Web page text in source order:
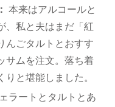
本来はアルコールと
、私と夫はまだ「紅
んごタルトとおすす
サムを注文。落ち着
と堪能しました。
ラートとタルトとあ